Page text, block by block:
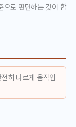
으로 판단하는 것이 합
히 다르게 움직입